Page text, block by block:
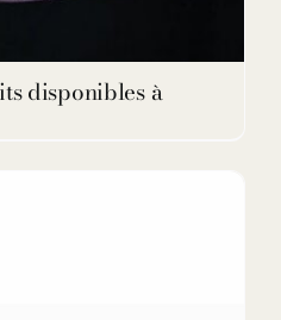
disponibles à